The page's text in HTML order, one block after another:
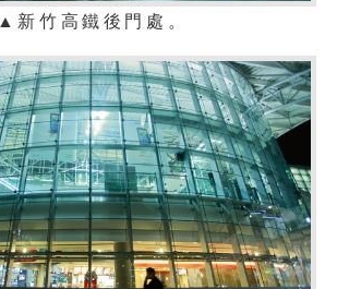
▲新竹高鐵後門處 。